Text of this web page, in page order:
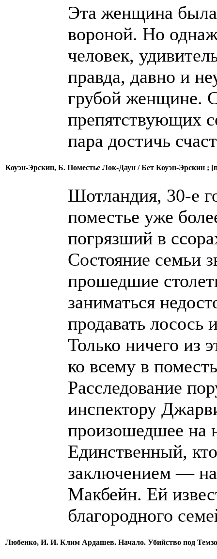
Эта женщина была
вороной. Но
человек,
правда, давно и
грубой женщине.
препятствующих
пара достичь
Коуэн-Эрскин, Б. Поместье Лок-Даун / Бет Коуэн-Эрскин
Шотландия, 30-е
поместье уже
погрязший в
Состояние семьи
прошедшие
заниматься
продавать лосось
Только ничего из
ко всему в
Расследование
инспектору
произошедшее на
Единственный,
заключением —
Макбейн. Ей
благородного
Любенко, И. И. Клим Ардашев. Начало. Убийство под